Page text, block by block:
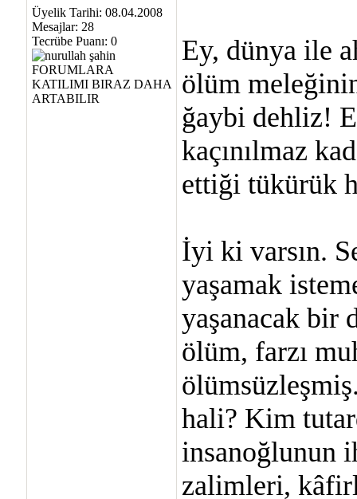
Üyelik Tarihi: 08.04.2008
Mesajlar: 28
Tecrübe Puanı: 0
Ey, dünya ile
ölüm
ğaybi dehliz!
kaçınılmaz
ettiği tükürük
İyi ki varsın.
yaşamak
yaşanacak bir
ölüm, farzı
hali? Kim
insanoğlunun
zalimleri,